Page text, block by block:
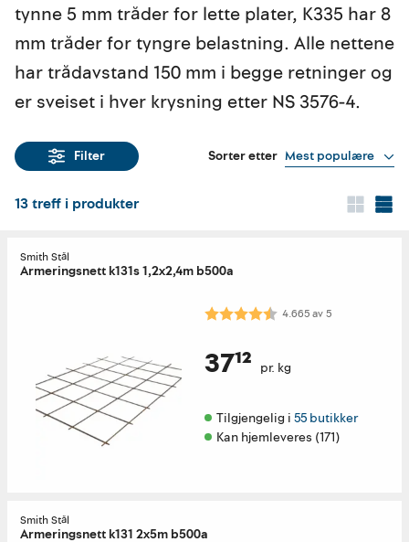
tynne 5 mm tråder for lette plater, K335 har 8
mm tråder for tyngre belastning. Alle nettene
har trådavstand 150 mm i begge retninger og
er sveiset i hver krysning etter NS 3576-4.
Filter Sorter etter Mest populære
13treff i produkter
Smith Stål
Armeringsnett k131s 1,2x2,4m b500a
Karakter: 4.7 av 5 mulige
4.665av5
37¹² pr. kg
Tilgjengelig i 55 butikker
Kan hjemleveres (171)
Smith Stål
Armeringsnett k131 2x5m b500a